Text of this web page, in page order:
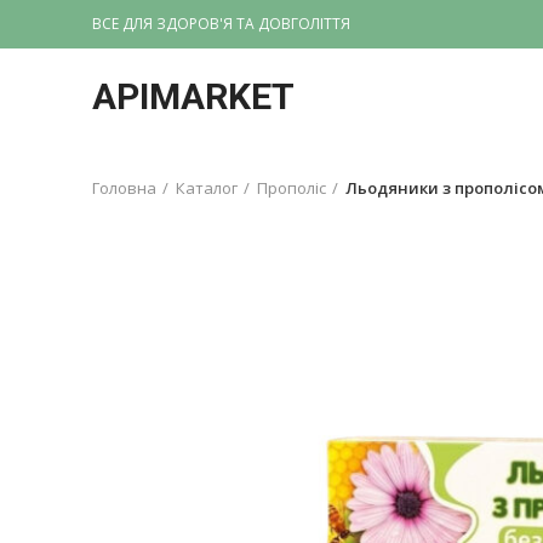
ВСЕ ДЛЯ ЗДОРОВ'Я ТА ДОВГОЛІТТЯ
APIMARKET
Головна Каталог Прополіс Льодяники з